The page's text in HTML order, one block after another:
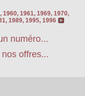
1960, 1961, 1969, 1970,
1989, 1995, 1996
numéro...
offres...